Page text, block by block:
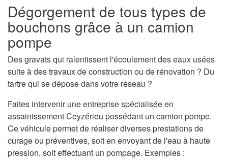
Dégorgement de tous types de
bouchons grâce à un camion
pompe
Des gravats qui ralentissent l'écoulement des eaux usées
suite à des travaux de construction ou de rénovation ? Du
tartre qui se dépose dans votre réseau ?
Faites intervenir une entreprise spécialisée en
assainissement Ceyzérieu possédant un camion pompe.
Ce véhicule permet de réaliser diverses prestations de
curage ou préventives, soit en envoyant de l'eau à haute
pression, soit effectuant un pompage. Exemples :